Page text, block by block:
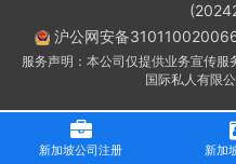
沪公网安备
服务声明：本公司仅提供业务宣传
国际私人有限
新加坡公司注册 新加